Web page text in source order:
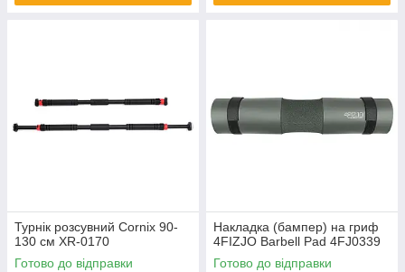
Турнік розсувний Cornix 90-
130 см XR-0170
Готово до відправки
Накладка (бампер) на гриф
4FIZJO Barbell Pad 4FJ0339
Готово до відправки